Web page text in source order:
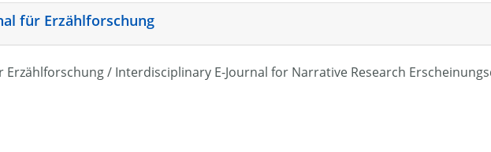
für Erzählforschung
Erzählforschung / Interdisciplinary E-Journal for Narrative Research